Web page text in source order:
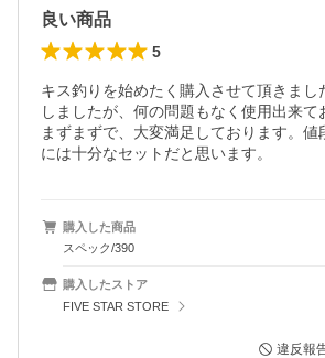
良い商品
5
キス釣りを始めたく購入させて頂きまし
しましたが、何の問題もなく使用出来て
まずまずで、大変満足しております。値
には十分なセットだと思います。
購入した商品
スペック/390
購入したストア
FIVE STAR STORE
違反報